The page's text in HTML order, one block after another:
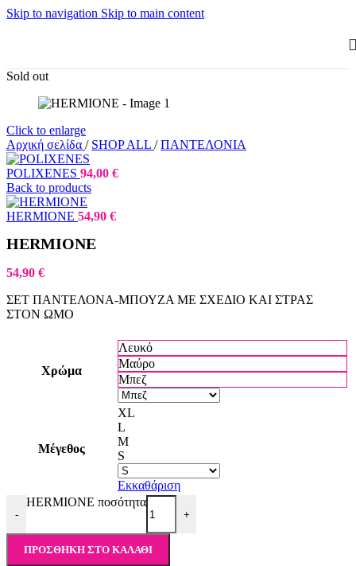
Skip to navigation Skip to main content
Sold out
Click to enlarge
Αρχική σελίδα / SHOP ALL / ΠΑΝΤΕΛΟΝΙΑ
POLIXENES 94,00 €
Back to products
HERMIONE 54,90 €
HERMIONE
54,90 €
ΣΕΤ ΠΑΝΤΕΛΟΝΑ-ΜΠΟΥΖΑ ΜΕ ΣΧΕΔΙΟ ΚΑΙ ΣΤΡΑΣ
ΣΤΟΝ ΩΜΟ
Χρώμα
Λευκό
Μαύρο
Μπεζ
Μέγεθος
XL
L
M
S
Εκκαθάριση
-
HERMIONE ποσότητα
+
ΠΡΟΣΘΉΚΗ ΣΤΟ ΚΑΛΆΘΙ